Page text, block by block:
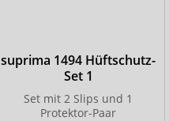
suprima 1494 Hüftschutz-
Set 1
Set mit 2 Slips und 1
Protektor-Paar